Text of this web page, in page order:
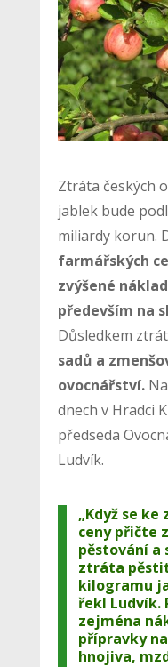
Ztráta českých
jablek bude
miliardy korun.
farmářských
zvýšené
především na
Důsledkem
sadů a
ovocnářství.Na
dnech v Hradci
předseda
Ludvík.
„Když se
ceny přičte
pěstování a
ztráta
kilogramu
řekl Ludvík.
zejména
přípravky
hnojiva,